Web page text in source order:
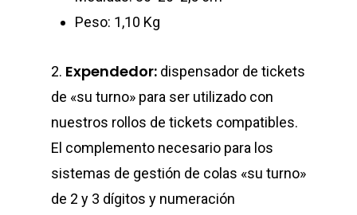
Peso: 1,10 Kg
2. Expendedor: dispensador de tickets
de «su turno» para ser utilizado con
nuestros rollos de tickets compatibles.
El complemento necesario para los
sistemas de gestión de colas «su turno»
de 2 y 3 dígitos y numeración
CONTROL DE
SEGURIDAD VIAL
PROTECCIÓN
CONTACTO